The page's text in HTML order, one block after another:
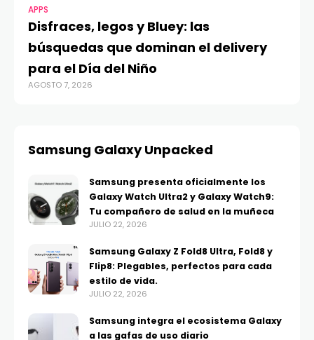
APPS
Disfraces, legos y Bluey: las
búsquedas que dominan el delivery
para el Día del Niño
AGOSTO 7, 2026
Samsung Galaxy Unpacked
Samsung presenta oficialmente los
Galaxy Watch Ultra2 y Galaxy Watch9:
Tu compañero de salud en la muñeca
JULIO 22, 2026
Samsung Galaxy Z Fold8 Ultra, Fold8 y
Flip8: Plegables, perfectos para cada
estilo de vida.
JULIO 22, 2026
Samsung integra el ecosistema Galaxy
a las gafas de uso diario